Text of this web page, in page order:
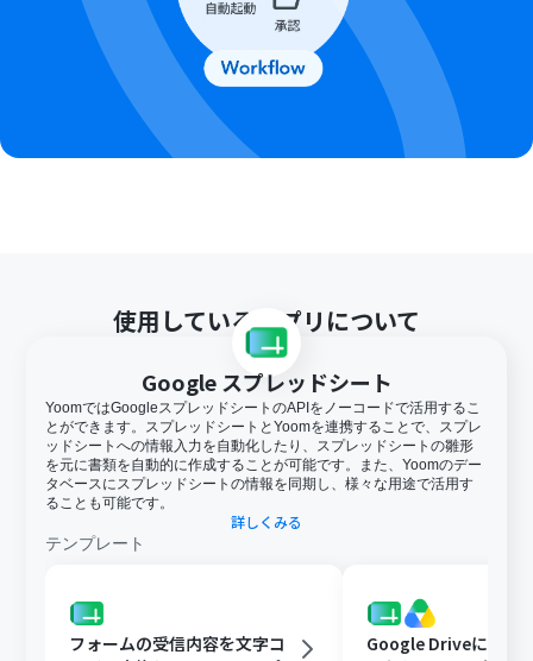
使用しているアプリについて
Google スプレッドシート
YoomではGoogleスプレッドシートのAPIをノーコードで活用するこ
とができます。スプレッドシートとYoomを連携することで、スプレ
ッドシートへの情報入力を自動化したり、スプレッドシートの雛形
を元に書類を自動的に作成することが可能です。また、Yoomのデー
タベースにスプレッドシートの情報を同期し、様々な用途で活用す
ることも可能です。
詳しくみる
テンプレート
フォームの受信内容を文字コ
Google Driveに文書